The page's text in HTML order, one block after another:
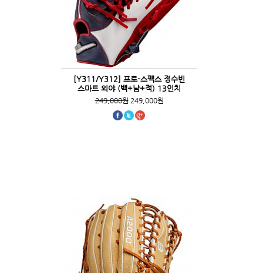
[Y311/Y312] 프로-스펙스 정수빈
스마트 외야 (백+남+적) 13인치
249,000원249,000원